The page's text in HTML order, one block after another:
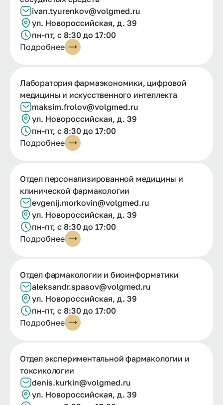
ivan.tyurenkov@volgmed.ru
ул. Новороссийская, д. 39
пн-пт, с 8:30 до 17:00
Подробнее
Лаборатория фармаэкономики, цифровой
медицины и искусственного интеллекта
maksim.frolov@volgmed.ru
ул. Новороссийская, д. 39
пн-пт, с 8:30 до 17:00
Подробнее
Отдел персонализированной медицины и
клинической фармакологии
evgenij.morkovin@volgmed.ru
ул. Новороссийская, д. 39
пн-пт, с 8:30 до 17:00
Подробнее
Отдел фармакологии и биоинформатики
aleksandr.spasov@volgmed.ru
ул. Новороссийская, д. 39
пн-пт, с 8:30 до 17:00
Подробнее
Отдел экспериментальной фармакологии и
токсикологии
denis.kurkin@volgmed.ru
ул. Новороссийская, д. 39